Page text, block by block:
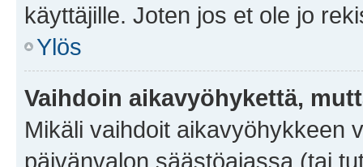
käyttäjille. Joten jos et ole jo
Ylös
Vaihdoin aikavyöhykettä,
Mikäli vaihdoit aikavyöhykkeen
päivänvalon säästöajassa (tai